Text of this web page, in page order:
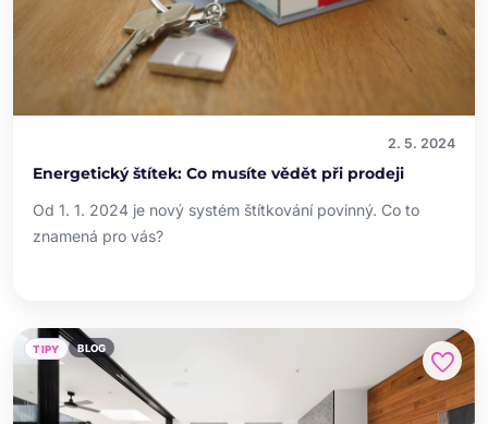
2. 5. 2024
Energetický štítek: Co musíte vědět při prodeji
Od 1. 1. 2024 je nový systém štítkování povinný. Co to
znamená pro vás?
TIPY BLOG favorite